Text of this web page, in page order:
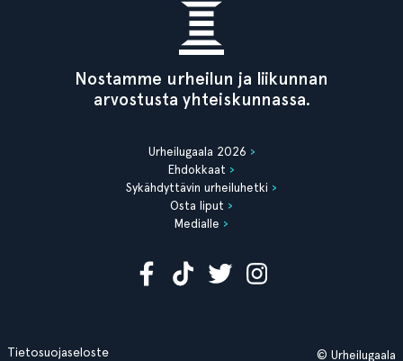
Nostamme urheilun ja liikunnan
arvostusta yhteiskunnassa.
Urheilugaala 2026
Ehdokkaat
Sykähdyttävin urheiluhetki
Osta liput
Medialle
Tietosuojaseloste © Urheilugaala